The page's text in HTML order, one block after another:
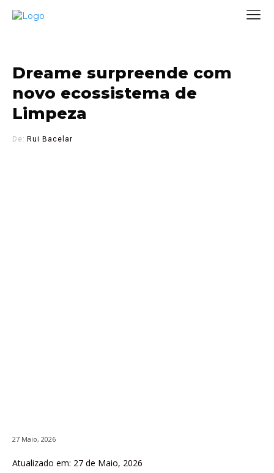
Dreame surpreende com
novo ecossistema de
Limpeza
De: Rui Bacelar
27 Maio, 2026
Atualizado em: 27 de Maio, 2026